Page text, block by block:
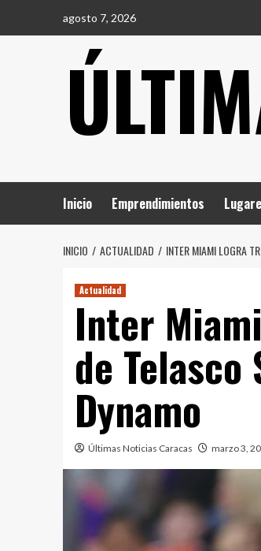
agosto 7, 2026
Inicio Emprendimientos
INICIO ACTUALIDAD INTER MIAMI LOGRA
Actualidad
Inter
de
Dynamo
Últimas Noticias Caracas marzo 3,